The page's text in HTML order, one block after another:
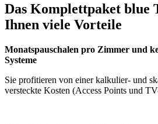
Das Komplettpaket blue
Ihnen viele Vorteile
Monatspauschalen pro Zimmer und
Systeme
Sie profitieren von einer kalkulier- und
versteckte Kosten (Access Points und